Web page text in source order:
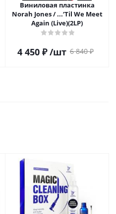
Виниловая пластинка
Norah Jones / ...‘Til We Meet
Again (Live)(2LP)
4 450₽ /шт 6 840₽